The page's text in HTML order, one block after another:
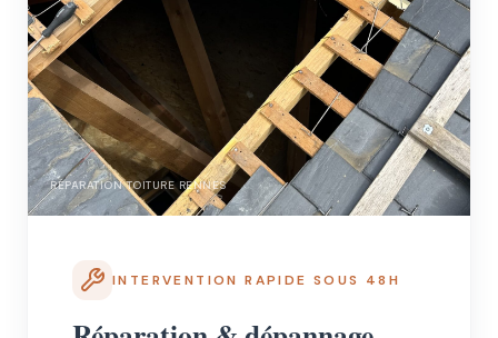
RÉPARATION TOITURE RENNES
INTERVENTION RAPIDE SOUS 48H